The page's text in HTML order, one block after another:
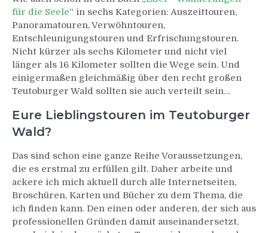
für die Seele“ in sechs Kategorien: Auszeittouren,
Panoramatouren, Verwöhntouren,
Entschleunigungstouren und Erfrischungstouren.
Nicht kürzer als sechs Kilometer und nicht viel
länger als 16 Kilometer sollten die Wege sein. Und
einigermaßen gleichmäßig über den recht großen
Teutoburger Wald sollten sie auch verteilt sein…
Eure Lieblingstouren im Teutoburger
Wald?
Das sind schon eine ganze Reihe Voraussetzungen,
die es erstmal zu erfüllen gilt. Daher arbeite und
ackere ich mich aktuell durch alle Internetseiten,
Broschüren, Karten und Bücher zu dem Thema, die
ich finden kann. Den einen oder anderen, der sich aus
professionellen Gründen damit auseinandersetzt,